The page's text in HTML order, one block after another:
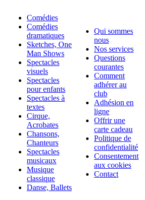
Comédies
Comédies
dramatiques
Sketches, One
Man Shows
Spectacles
visuels
Spectacles
pour enfants
Spectacles à
textes
Cirque,
Acrobates
Chansons,
Chanteurs
Spectacles
musicaux
Musique
classique
Danse, Ballets
Qui sommes
nous
Nos services
Questions
courantes
Comment
adhérer au
club
Adhésion en
ligne
Offrir une
carte cadeau
Politique de
confidentialité
Consentement
aux cookies
Contact